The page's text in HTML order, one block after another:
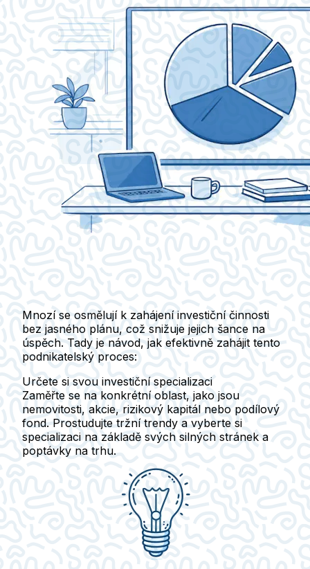
Mnozí se osmělují k zahájení investiční činnosti
bez jasného plánu, což snižuje jejich šance na
úspěch. Tady je návod, jak efektivně zahájit tento
podnikatelský proces:
Určete si svou investiční specializaci
Zaměřte se na konkrétní oblast, jako jsou
nemovitosti, akcie, rizikový kapitál nebo podílový
fond. Prostudujte tržní trendy a vyberte si
specializaci na základě svých silných stránek a
poptávky na trhu.